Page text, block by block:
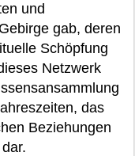
und
gab, deren
Schöpfung
Netzwerk
das
Beziehungen